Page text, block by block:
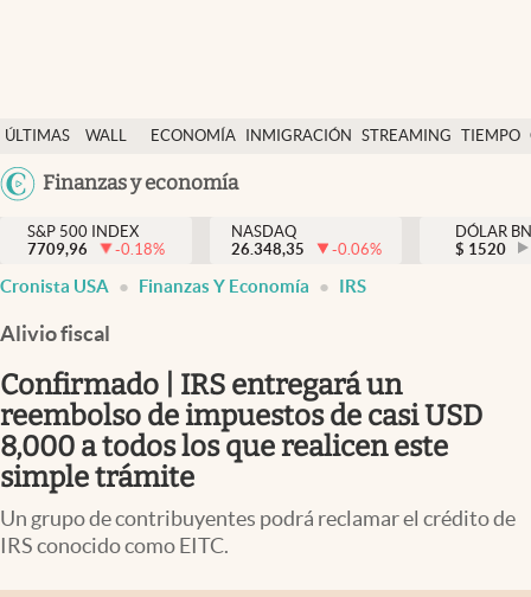
ÚLTIMAS
NOTICIAS
WALL
DÓLAR
ECONOMÍA INMIGRACIÓN STREAMING TIEMPO
México
Finanzas y economía
Finanzas y economía
Wall Street y dólar
Inmigración
Espiritual
Streaming
PC y mobile
Lifestyle
S&P 500 INDEX
7709,96
-0.18%
NASDAQ
26.348,35
-0.06%
DÓLAR
$ 1520
Cronista USA Finanzas Y Economía IRS
Alivio fiscal
Confirmado | IRS entregará un
reembolso de impuestos de casi USD
8,000 a todos los que realicen este
simple trámite
Un grupo de contribuyentes podrá reclamar el crédito de
IRS conocido como EITC.